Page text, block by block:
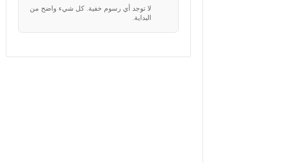
لا توجد أي رسوم خفية. كل شيء واضح من
البداية.